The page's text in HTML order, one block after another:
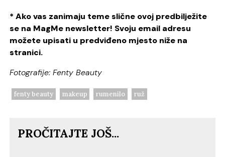
* Ako vas zanimaju teme slične ovoj predbilježite
se na MagMe newsletter! Svoju email adresu
možete upisati u predviđeno mjesto niže na
stranici.
Fotografije: Fenty Beauty
fenty beauty makeup rumenilo ruž
PROČITAJTE JOŠ...